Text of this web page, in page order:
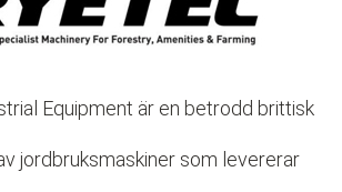
Equipment är en betrodd brittisk
jordbruksmaskiner som levererar